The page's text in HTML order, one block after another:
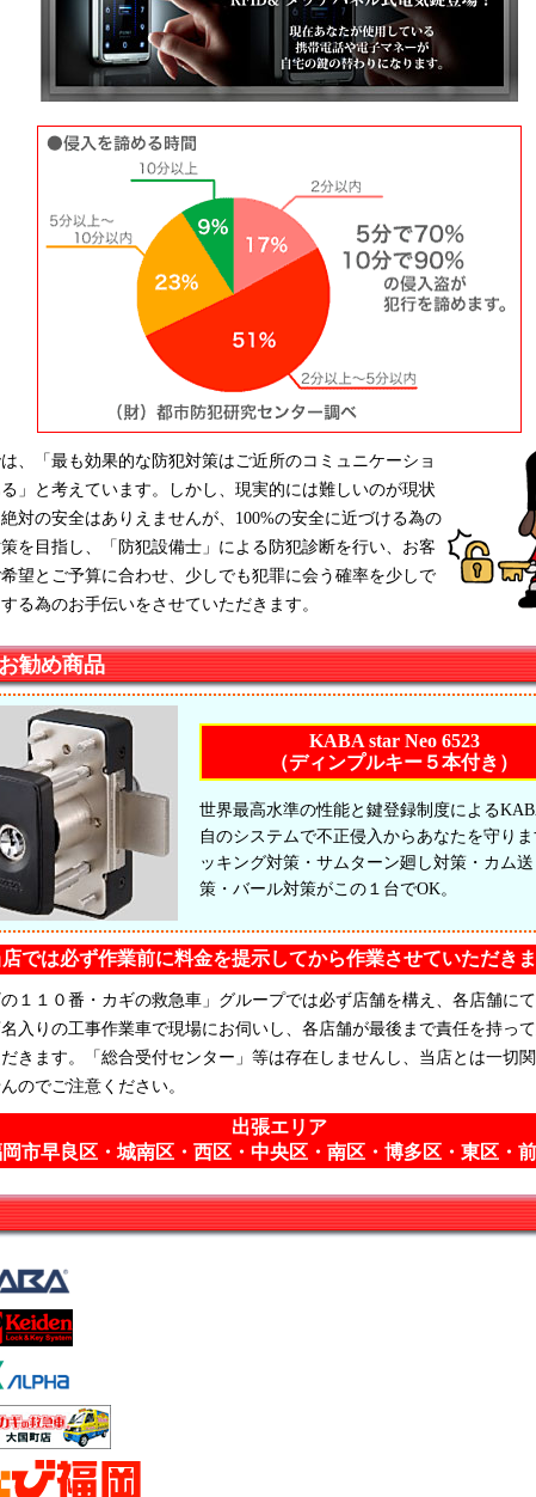
、「最も効果的な防犯対策はご近所のコミュニケーショ
」と考えています。しかし、現実的には難しいのが現状
対の安全はありえませんが、100%の安全に近づける為の
を目指し、「防犯設備士」による防犯診断を行い、お客
望とご予算に合わせ、少しでも犯罪に会う確率を少しで
る為のお手伝いをさせていただきます。
勧め商品
KABA star Neo 6523
（ディンプルキー５本付き）
世界最高水準の性能と鍵登録制度による
自のシステムで不正侵入からあなたを守り
ッキング対策・サムターン廻し対策・カム
策・バール対策がこの１台でOK。
では必ず作業前に料金を提示してから作業させていただきま
の１１０番・カギの救急車」グループでは必ず店舗を構え、各店舗に
入りの工事作業車で現場にお伺いし、各店舗が最後まで責任を持っ
きます。「総合受付センター」等は存在しませんし、当店とは一切
のでご注意ください。
出張エリア
市早良区・城南区・西区・中央区・南区・博多区・東区・